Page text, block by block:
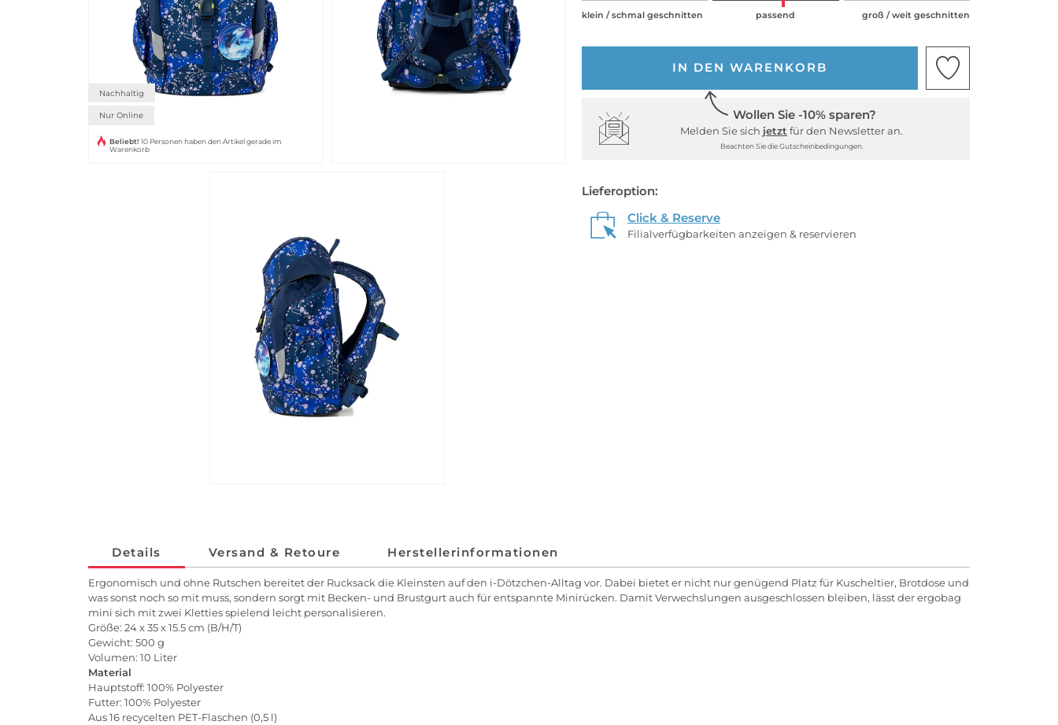
Nachhaltig
Nur Online
Beliebt! 10 Personen haben den Artikel gerade im
Warenkorb
klein / schmal geschnitten passend groß / weit geschnitten
IN DEN WARENKORB
Wollen Sie -10% sparen?
Melden Sie sich jetzt für den Newsletter an.
Beachten Sie die Gutscheinbedingungen.
Lieferoption:
Click & Reserve
Filialverfügbarkeiten anzeigen & reservieren
Details Versand & Retoure Herstellerinformationen
Ergonomisch und ohne Rutschen bereitet der Rucksack die Kleinsten auf den i-Dötzchen-Alltag vor. Dabei bietet er nicht nur genügend Platz für Kuscheltier, Brotdose und
was sonst noch so mit muss, sondern sorgt mit Becken- und Brustgurt auch für entspannte Minirücken. Damit Verwechslungen ausgeschlossen bleiben, lässt der ergobag
mini sich mit zwei Kletties spielend leicht personalisieren.
Größe: 24 x 35 x 15.5 cm (B/H/T)
Gewicht: 500 g
Volumen: 10 Liter
Material
Hauptstoff: 100% Polyester
Futter: 100% Polyester
Aus 16 recycelten PET-Flaschen (0,5 l)